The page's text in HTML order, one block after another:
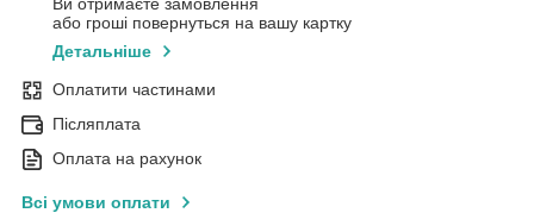
або гроші повернуться на вашу картку
Детальніше
Оплатити частинами
Післяплата
Оплата на рахунок
Всі умови оплати